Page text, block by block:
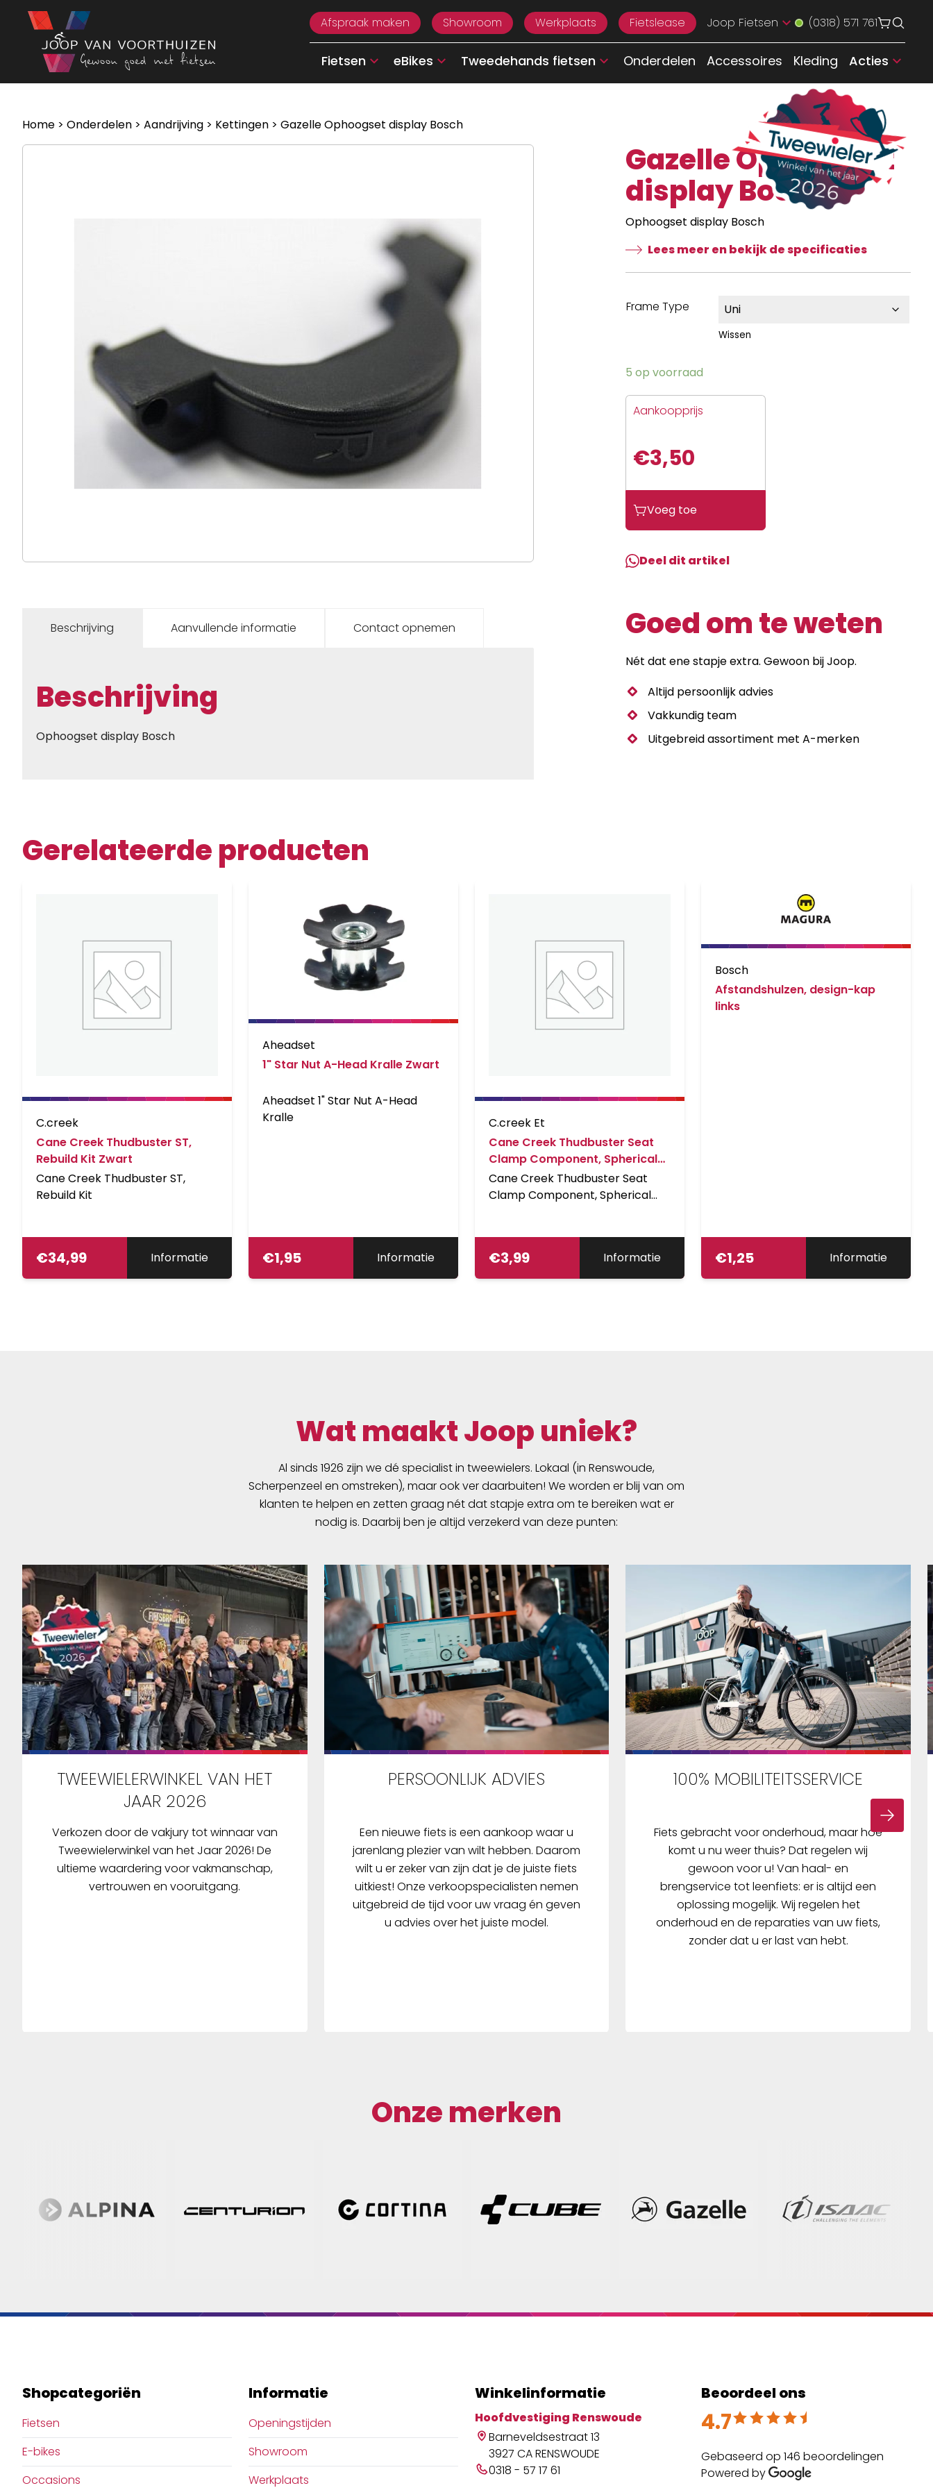
Ga naar de inhoud
Afspraak maken
Showroom Werkplaats Fietslease Joop Fietsen (0318) 571 761
Fietsen eBikes Tweedehands fietsen Onderdelen Accessoires Kleding Acties
Home > Onderdelen > Aandrijving > Kettingen > Gazelle Ophoogset display Bosch
Gazelle Ophoogset
display Bosch
Ophoogset display Bosch
Lees meer en bekijk de specificaties
Frame Type
Wissen
5 op voorraad
Aankoopprijs
€3,50
Voeg toe
Deel dit artikel
Beschrijving Aanvullende informatie Contact opnemen
Beschrijving
Ophoogset display Bosch
Goed om te weten
Nét dat ene stapje extra. Gewoon bij Joop.
Altijd persoonlijk advies
Vakkundig team
Uitgebreid assortiment met A-merken
Gerelateerde producten
C.creek
Cane Creek Thudbuster ST,
Rebuild Kit Zwart
Cane Creek Thudbuster ST,
Rebuild Kit
€34,99 Informatie
Aheadset
1" Star Nut A-Head Kralle Zwart
Aheadset 1" Star Nut A-Head
Kralle
€1,95 Informatie
C.creek Et
Cane Creek Thudbuster Seat
Clamp Component, Spherical
Washer, M5 LT + ST LT Zwart
Cane Creek Thudbuster Seat
Clamp Component, Spherical
€3,99 Informatie
Bosch
Afstandshulzen, design-kap
links
€1,25 Informatie
Wat maakt Joop uniek?
Al sinds 1926 zijn we dé specialist in tweewielers. Lokaal (in Renswoude,
Scherpenzeel en omstreken), maar ook ver daarbuiten! We worden er blij van om
klanten te helpen en zetten graag nét dat stapje extra om te bereiken wat er
nodig is. Daarbij ben je altijd verzekerd van deze punten:
TWEEWIELERWINKEL VAN HET
JAAR 2026
Verkozen door de vakjury tot winnaar van
Tweewielerwinkel van het Jaar 2026! De
ultieme waardering voor vakmanschap,
vertrouwen en vooruitgang.
PERSOONLIJK ADVIES
Een nieuwe fiets is een aankoop waar u
jarenlang plezier van wilt hebben. Daarom
wilt u er zeker van zijn dat je de juiste fiets
uitkiest! Onze verkoopspecialisten nemen
uitgebreid de tijd voor uw vraag én geven
u advies over het juiste model.
100% MOBILITEITSSERVICE
Fiets gebracht voor onderhoud, maar hoe
komt u nu weer thuis? Dat regelen wij
gewoon voor u! Van haal- en
brengservice tot leenfiets: er is altijd een
oplossing mogelijk. Wij regelen het
onderhoud en de reparaties van uw fiets,
zonder dat u er last van hebt.
Onze merken
Shopcategoriën
Fietsen
E-bikes
Occasions
Informatie
Openingstijden
Showroom
Werkplaats
Winkelinformatie
Hoofdvestiging Renswoude
Barneveldsestraat 13
3927 CA RENSWOUDE
0318 - 57 17 61
Beoordeel ons
4.7
Beoordeeld met 4.7 uit 5
Gebaseerd op 146 beoordelingen
Powered by